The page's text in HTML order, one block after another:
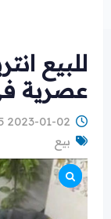
للبيع
عصرية
2023-01-02 8:25 م
بيع